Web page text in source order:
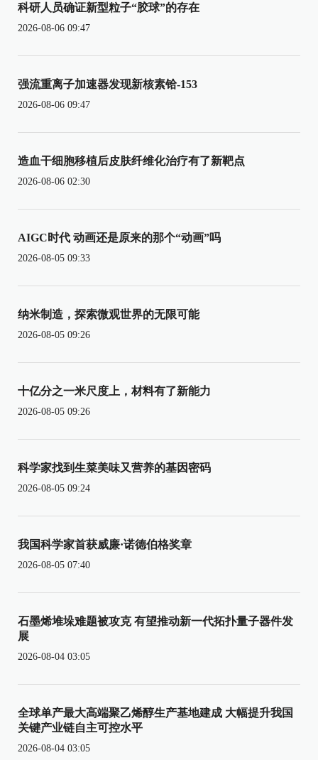
科研人员确证新型粒子“胶球”的存在
2026-08-06 09:47
强流重离子加速器发现新核素铪-153
2026-08-06 09:47
造血干细胞移植后皮肤纤维化治疗有了新靶点
2026-08-06 02:30
AIGC时代 动画还是原来的那个“动画”吗
2026-08-05 09:33
纳米制造，探索微观世界的无限可能
2026-08-05 09:26
十亿分之一米尺度上，材料有了新能力
2026-08-05 09:26
科学家找到生菜美味又营养的基因密码
2026-08-05 09:24
我国科学家首获威廉·诺德伯格奖章
2026-08-05 07:40
石墨烯堆垛难题被攻克 有望推动新一代拓扑量子器件发
展
2026-08-04 03:05
全球单产最大高端聚乙烯醇生产基地建成 大幅提升我国
关键产业链自主可控水平
2026-08-04 03:05